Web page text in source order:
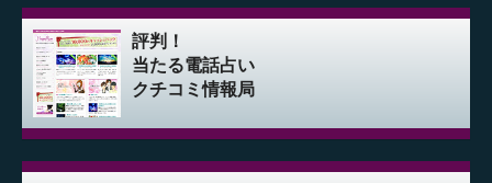
評判！
当たる電話占い
クチコミ情報局